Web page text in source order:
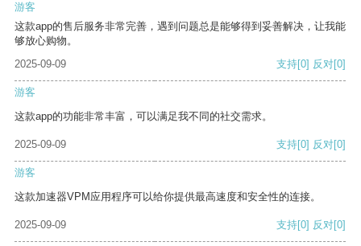
游客
这款app的售后服务非常完善，遇到问题总是能够得到妥善解决，让我能
够放心购物。
2025-09-09
支持[0] 反对[0]
游客
这款app的功能非常丰富，可以满足我不同的社交需求。
2025-09-09 支持[0] 反对[0]
游客
这款加速器VPM应用程序可以给你提供最高速度和安全性的连接。
2025-09-09 支持[0] 反对[0]